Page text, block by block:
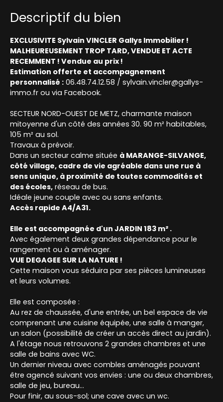
Descriptif du bien
EXCLUSIVITE Sylvain VINCLER Gallys Immobilier !
MALHEUREUSEMENT TROP TARD, VENDUE ET ACTE
RECEMMENT ! Vendue au prix !
Estimation offerte et accompagnement
personnalisé : 06.48.74.12.58 / sylvain.vincler@gallys-
immo.fr ou via Facebook.
SECTEUR NORD-OUEST DE METZ, charmante maison
mitoyenne d'un côté des années 30. 90 m² habitables,
105 m² au sol.
Travaux à prévoir.
Dans un secteur calme située à MARANGE-SILVANGE,
côté village, cadre de vie agréable dans une rue à
sens unique, à proximité de toutes commodités et
des écoles, réseau de bus.
Idéale jeune couple avec ou sans enfants.
Accès rapide A4/A31.
Elle est accompagnée d'un JARDIN 183 m² .
Avec également deux grandes dépendance pour le
rangement ou à aménager.
VUE DEGAGEE SUR LA NATURE !
Cette maison vous séduira par ses pièces lumineuses
et leurs volumes.
Elle est composée :
Au rez de chaussée, d'une entrée, un bel espace de vie
comprenant une cuisine équipée, une salle à manger,
un salon (possibilité de créer un accès direct au jardin).
A l'étage nous retrouvons 2 grandes chambres et une
salle de bains avec WC.
Un dernier niveau avec combles aménagés pouvant
être agencé suivant vos envies : une ou deux chambres,
salle de jeu, bureau...
Pour finir, au sous-sol; une cave avec un wc.